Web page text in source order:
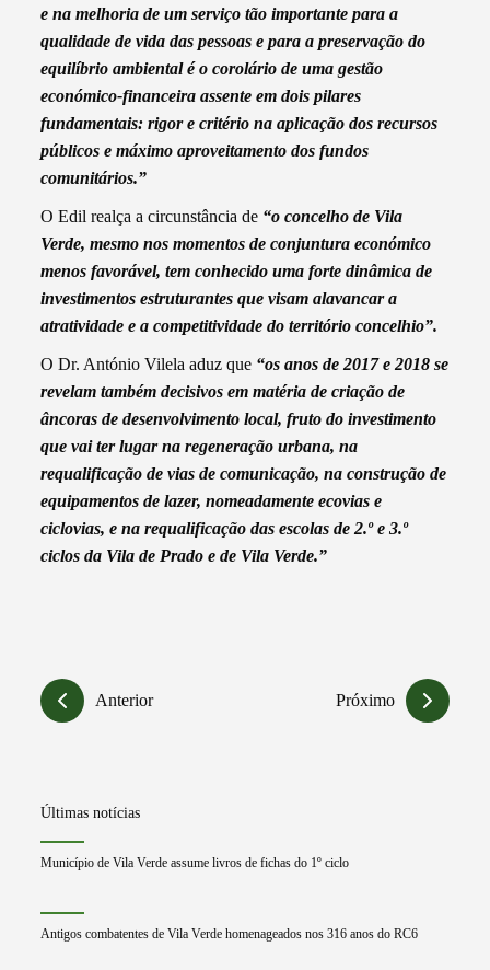
e na melhoria de um serviço tão importante para a
qualidade de vida das pessoas e para a preservação do
equilíbrio ambiental é o corolário de uma gestão
económico-financeira assente em dois pilares
fundamentais: rigor e critério na aplicação dos recursos
públicos e máximo aproveitamento dos fundos
comunitários.”
O Edil realça a circunstância de “o concelho de Vila
Verde, mesmo nos momentos de conjuntura económico
menos favorável, tem conhecido uma forte dinâmica de
investimentos estruturantes que visam alavancar a
atratividade e a competitividade do território concelhio”.
O Dr. António Vilela aduz que “os anos de 2017 e 2018 se
revelam também decisivos em matéria de criação de
âncoras de desenvolvimento local, fruto do investimento
que vai ter lugar na regeneração urbana, na
requalificação de vias de comunicação, na construção de
equipamentos de lazer, nomeadamente ecovias e
ciclovias, e na requalificação das escolas de 2.º e 3.º
ciclos da Vila de Prado e de Vila Verde.”
Anterior Próximo
Últimas notícias
Município de Vila Verde assume livros de fichas do 1º ciclo
Antigos combatentes de Vila Verde homenageados nos 316 anos do RC6